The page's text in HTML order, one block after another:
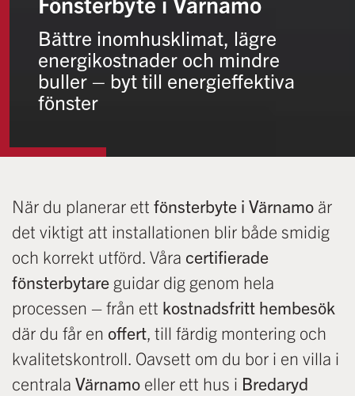
Bättre inomhusklimat, lägre
energikostnader och mindre
buller – byt till energieffektiva
fönster
När du planerar ett fönsterbyte i Värnamo är
det viktigt att installationen blir både smidig
och korrekt utförd. Våra certifierade
fönsterbytare guidar dig genom hela
processen – från ett kostnadsfritt hembesök
där du får en offert , till färdig montering och
kvalitetskontroll. Oavsett om du bor i en villa i
centrala Värnamo eller ett hus i Bredaryd